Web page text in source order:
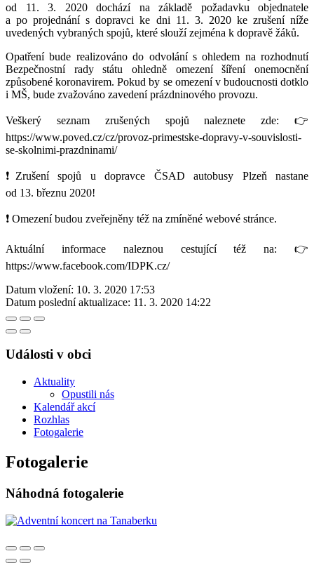
od 11. 3. 2020 dochází na základě požadavku objednatele
a po projednání s dopravci ke dni 11. 3. 2020 ke zrušení níže
uvedených vybraných spojů, které slouží zejména k dopravě žáků.
Opatření bude realizováno do odvolání s ohledem na rozhodnutí
Bezpečnostní rady státu ohledně omezení šíření onemocnění
způsobené koronavirem. Pokud by se omezení v budoucnosti dotklo
i MŠ, bude zvažováno zavedení prázdninového provozu.
Veškerý seznam zrušených spojů naleznete zde: 👉
https://www.poved.cz/cz/provoz-primestske-dopravy-v-souvislosti-
se-skolnimi-prazdninami/
❗Zrušení spojů u dopravce ČSAD autobusy Plzeň nastane
od 13. březnu 2020!
❗ Omezení budou zveřejněny též na zmíněné webové stránce.
Aktuální informace naleznou cestující též na: 👉
https://www.facebook.com/IDPK.cz/
Datum vložení: 10. 3. 2020 17:53
Datum poslední aktualizace: 11. 3. 2020 14:22
Události v obci
Aktuality
Opustili nás
Kalendář akcí
Rozhlas
Fotogalerie
Fotogalerie
Náhodná fotogalerie